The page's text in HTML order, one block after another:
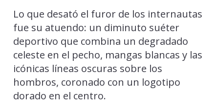
Lo que desató el furor de los internautas
fue su atuendo: un diminuto suéter
deportivo que combina un degradado
celeste en el pecho, mangas blancas y las
icónicas líneas oscuras sobre los
hombros, coronado con un logotipo
dorado en el centro.